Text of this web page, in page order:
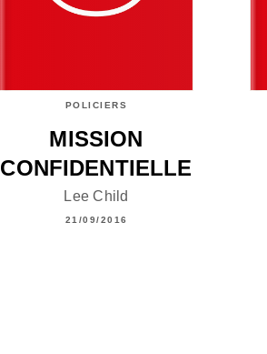
POLICIERS
MISSION
CONFIDENTIELLE
Lee Child
21/09/2016